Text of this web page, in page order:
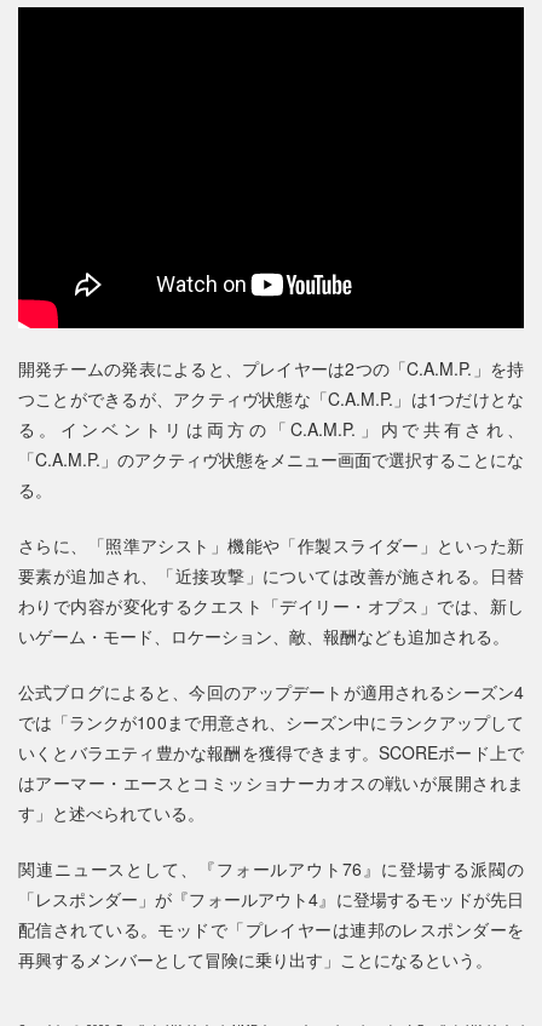
開発チームの発表によると、プレイヤーは2つの「C.A.M.P.」を持
つことができるが、アクティヴ状態な「C.A.M.P.」は1つだけとな
る。インベントリは両方の「C.A.M.P.」内で共有され、
「C.A.M.P.」のアクティヴ状態をメニュー画面で選択することにな
る。
さらに、「照準アシスト」機能や「作製スライダー」といった新
要素が追加され、「近接攻撃」については改善が施される。日替
わりで内容が変化するクエスト「デイリー・オプス」では、新し
いゲーム・モード、ロケーション、敵、報酬なども追加される。
公式ブログによると、今回のアップデートが適用されるシーズン4
では「ランクが100まで用意され、シーズン中にランクアップして
いくとバラエティ豊かな報酬を獲得できます。SCOREボード上で
はアーマー・エースとコミッショナーカオスの戦いが展開されま
す」と述べられている。
関連ニュースとして、『フォールアウト76』に登場する派閥の
「レスポンダー」が『フォールアウト4』に登場するモッドが先日
配信されている。モッドで「プレイヤーは連邦のレスポンダーを
再興するメンバーとして冒険に乗り出す」ことになるという。